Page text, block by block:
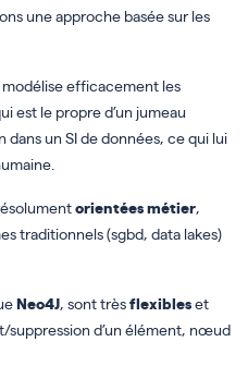
une approche basée sur les
efficacement les
est le propre d’un jumeau
dans un SI de données, ce qui lui
orientées métier,
traditionnels (sgbd, data lakes)
Neo4J, sont trèsflexibleset
suppression d’un élément, nœud